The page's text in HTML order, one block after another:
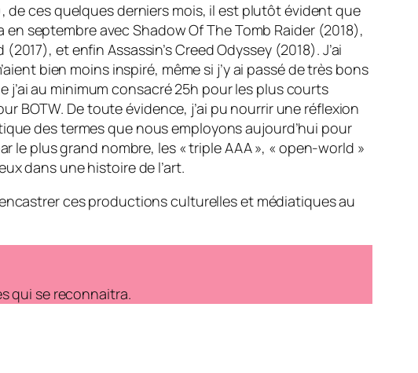
de ces quelques derniers mois, il est plutôt évident que
en septembre avecShadow Of The Tomb Raider (2018),
(2017), et enfinAssassin’s Creed Odyssey (2018). J’ai
bien moins inspiré, même si j’y ai passé de très bons
au minimum consacré 25h pour les plus courts
BOTW. De toute évidence, j’ai pu nourrir une réflexion
des termes que nous employons aujourd’hui pour
plus grand nombre, les « triple AAA », « open-world »
dans une histoire de l’art.
ces productions culturelles et médiatiques au
qui se reconnaitra.